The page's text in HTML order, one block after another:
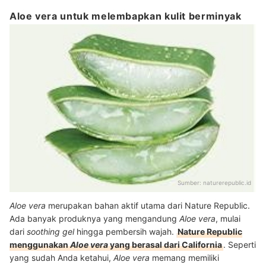
Aloe vera untuk melembapkan kulit berminyak
Sumber: naturerepublic.id
Aloe vera merupakan bahan aktif utama dari Nature Republic.
Ada banyak produknya yang mengandung Aloe vera, mulai
dari soothing gelhingga pembersih wajah. Nature Republic
menggunakanAloe verayang berasal dari California. Seperti
yang sudah Anda ketahui, Aloe vera memang memiliki